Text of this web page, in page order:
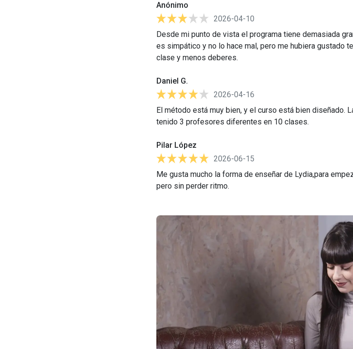
Anónimo
2026-04-10
Desde mi punto de vista el programa tiene demasiada
es simpático y no lo hace mal, pero me hubiera gustado
clase y menos deberes.
Daniel G.
2026-04-16
El método está muy bien, y el curso está bien diseñado.
tenido 3 profesores diferentes en 10 clases.
Pilar López
2026-06-15
Me gusta mucho la forma de enseñar de Lydia,para
pero sin perder ritmo.